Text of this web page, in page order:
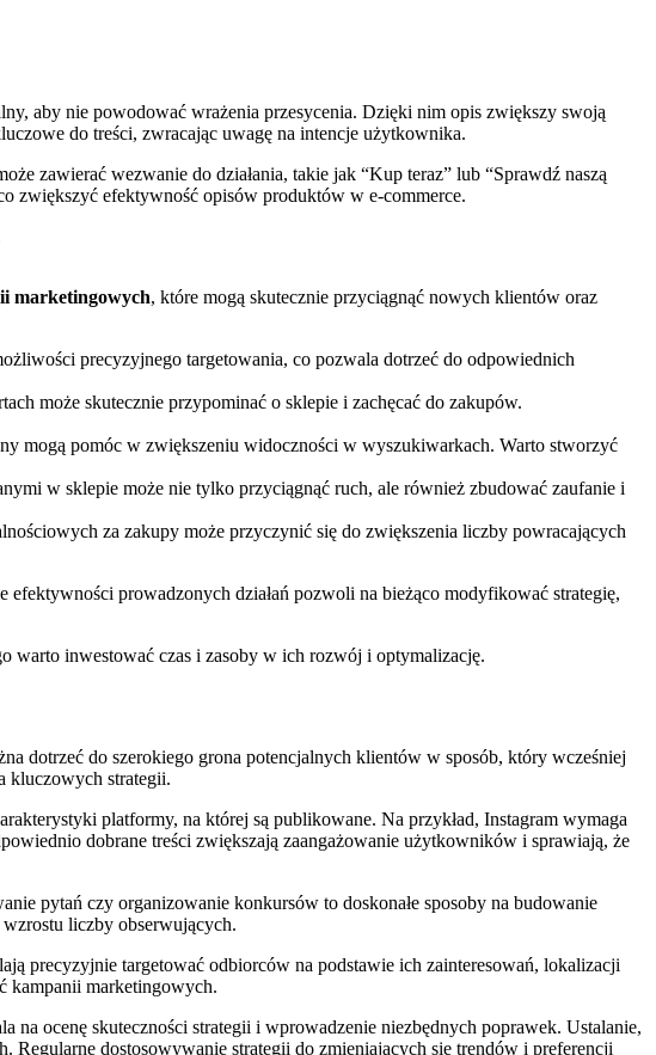
aby nie powodować wrażenia przesycenia. Dzięki nim opis zwiększy swoją
do treści, zwracając uwagę na intencje użytkownika.
zawierać wezwanie do działania, takie jak “Kup teraz” lub “Sprawdź naszą
zwiększyć efektywność opisów produktów w e-commerce.
marketingowych, które mogą skutecznie przyciągnąć nowych klientów oraz
precyzyjnego targetowania, co pozwala dotrzeć do odpowiednich
może skutecznie przypominać o sklepie i zachęcać do zakupów.
mogą pomóc w zwiększeniu widoczności w wyszukiwarkach. Warto stworzyć
w sklepie może nie tylko przyciągnąć ruch, ale również zbudować zaufanie i
za zakupy może przyczynić się do zwiększenia liczby powracających
prowadzonych działań pozwoli na bieżąco modyfikować strategię,
warto inwestować czas i zasoby w ich rozwój i optymalizację.
dotrzeć do szerokiego grona potencjalnych klientów w sposób, który wcześniej
kluczowych strategii.
platformy, na której są publikowane. Na przykład, Instagram wymaga
dobrane treści zwiększają zaangażowanie użytkowników i sprawiają, że
pytań czy organizowanie konkursów to doskonałe sposoby na budowanie
liczby obserwujących.
precyzyjnie targetować odbiorców na podstawie ich zainteresowań, lokalizacji
kampanii marketingowych.
na ocenę skuteczności strategii i wprowadzenie niezbędnych poprawek. Ustalanie,
Regularne dostosowywanie strategii do zmieniających się trendów i preferencji